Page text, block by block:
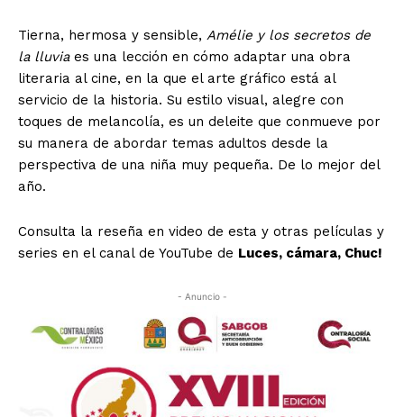
Tierna, hermosa y sensible, Amélie y los secretos de
la lluvia es una lección en cómo adaptar una obra
literaria al cine, en la que el arte gráfico está al
servicio de la historia. Su estilo visual, alegre con
toques de melancolía, es un deleite que conmueve por
su manera de abordar temas adultos desde la
perspectiva de una niña muy pequeña. De lo mejor del
año.
Consulta la reseña en video de esta y otras películas y
series en el canal de YouTube de Luces, cámara, Chuc!
- Anuncio -